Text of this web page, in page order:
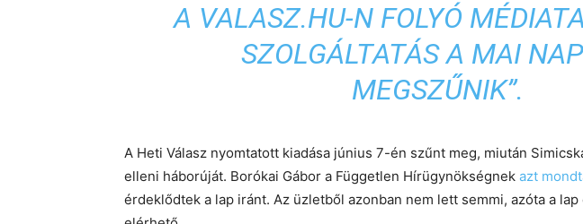
A VALASZ.HU-N FOLYÓ
SZOLGÁLTATÁS A MAI
MEGSZŰNIK”.
A Heti Válasz nyomtatott kiadása június 7-én szűnt meg, miután
elleni háborúját. Borókai Gábor a Független Hírügynökségnek azt
érdeklődtek a lap iránt. Az üzletből azonban nem lett semmi, azóta a